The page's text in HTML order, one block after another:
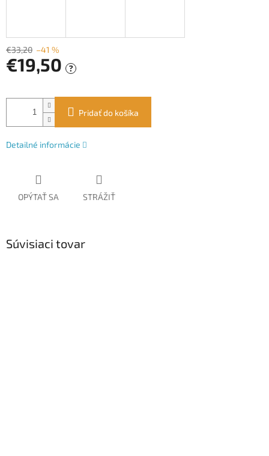
€33,20 –41 %
€19,50 ?
cena:
Pridať do košíka
Detailné informácie
OPÝTAŤ SA STRÁŽIŤ
Súvisiaci tovar